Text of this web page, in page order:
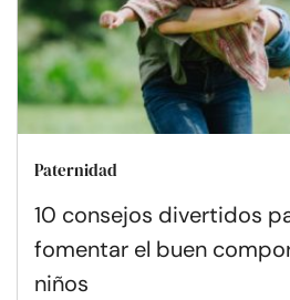
Paternidad
10 consejos divertidos
fomentar el buen
niños